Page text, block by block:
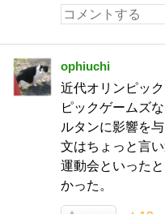
ophiuchi
近代オリンピッ
ピックゲームズ
ルタンに影響を
文はちょっと言
運動会といった
かった。